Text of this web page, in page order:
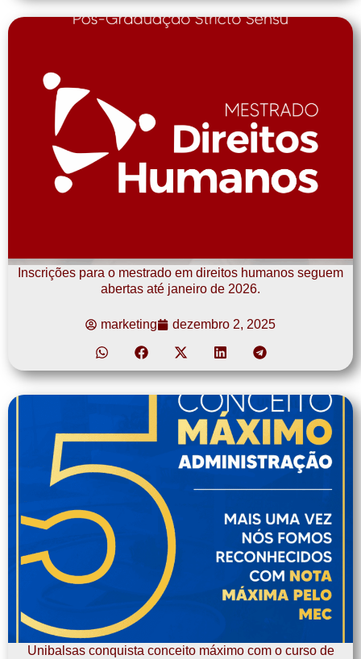
Inscrições para o mestrado em direitos humanos seguem
abertas até janeiro de 2026.
marketing dezembro 2, 2025
Unibalsas conquista conceito máximo com o curso de